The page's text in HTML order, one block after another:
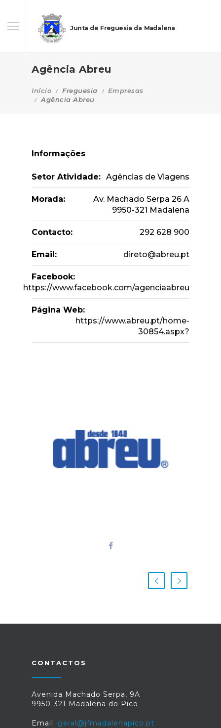
Junta de Freguesia da Madalena
Agência Abreu
Início Freguesia
Empresas
Agência Abreu
Informações
Setor Atividade: Agências de Viagens
Morada:
Av. Machado Serpa 26 A
9950-321 Madalena
Contacto: 292 628 900
Email: direto@abreu.pt
Facebook:
https://www.facebook.com/agenciaabreu
Página Web:
https://www.abreu.pt/home-
30854.aspx?
CONTACTOS
Avenida Machado Serpa, 9A
9950-321 Madalena do Pico
Email: geral@jfmadalenapico.pt